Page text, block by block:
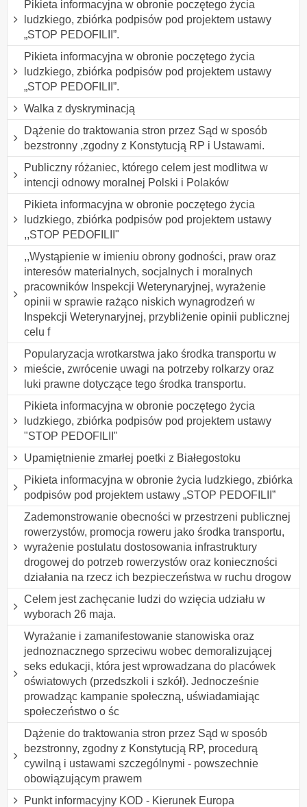
Pikieta informacyjna w obronie poczętego życia
ludzkiego, zbiórka podpisów pod projektem ustawy
„STOP PEDOFILII”.
Pikieta informacyjna w obronie poczętego życia
ludzkiego, zbiórka podpisów pod projektem ustawy
„STOP PEDOFILII”.
Walka z dyskryminacją
Dążenie do traktowania stron przez Sąd w sposób
bezstronny ,zgodny z Konstytucją RP i Ustawami.
Publiczny różaniec, którego celem jest modlitwa w
intencji odnowy moralnej Polski i Polaków
Pikieta informacyjna w obronie poczętego życia
ludzkiego, zbiórka podpisów pod projektem ustawy
,,STOP PEDOFILII"
,,Wystąpienie w imieniu obrony godności, praw oraz
interesów materialnych, socjalnych i moralnych
pracowników Inspekcji Weterynaryjnej, wyrażenie
opinii w sprawie rażąco niskich wynagrodzeń w
Inspekcji Weterynaryjnej, przybliżenie opinii publicznej
celu f
Popularyzacja wrotkarstwa jako środka transportu w
mieście, zwrócenie uwagi na potrzeby rolkarzy oraz
luki prawne dotyczące tego środka transportu.
Pikieta informacyjna w obronie poczętego życia
ludzkiego, zbiórka podpisów pod projektem ustawy
"STOP PEDOFILII"
Upamiętnienie zmarłej poetki z Białegostoku
Pikieta informacyjna w obronie życia ludzkiego, zbiórka
podpisów pod projektem ustawy „STOP PEDOFILII”
Zademonstrowanie obecności w przestrzeni publicznej
rowerzystów, promocja roweru jako środka transportu,
wyrażenie postulatu dostosowania infrastruktury
drogowej do potrzeb rowerzystów oraz konieczności
działania na rzecz ich bezpieczeństwa w ruchu drogow
Celem jest zachęcanie ludzi do wzięcia udziału w
wyborach 26 maja.
Wyrażanie i zamanifestowanie stanowiska oraz
jednoznacznego sprzeciwu wobec demoralizującej
seks edukacji, która jest wprowadzana do placówek
oświatowych (przedszkoli i szkół). Jednocześnie
prowadząc kampanie społeczną, uświadamiając
społeczeństwo o śc
Dążenie do traktowania stron przez Sąd w sposób
bezstronny, zgodny z Konstytucją RP, procedurą
cywilną i ustawami szczególnymi - powszechnie
obowiązującym prawem
Punkt informacyjny KOD - Kierunek Europa